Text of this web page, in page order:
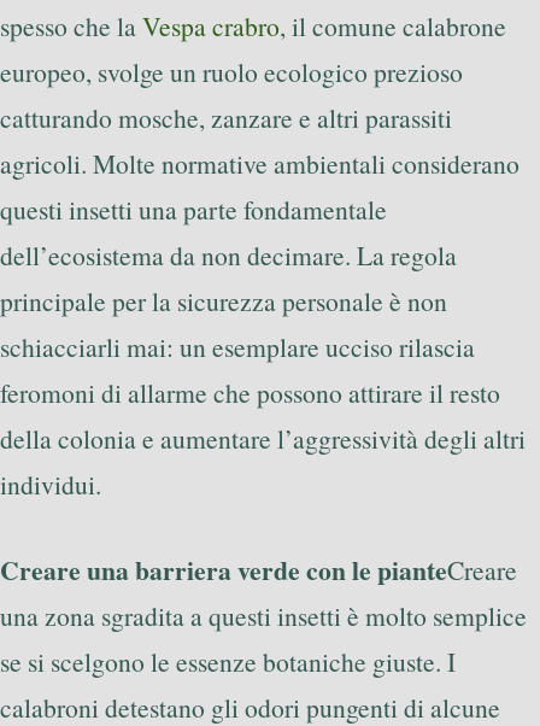
spesso che laVespa crabro, il comune calabrone
europeo, svolge un ruolo ecologico prezioso
catturando mosche, zanzare e altri parassiti
agricoli. Molte normative ambientali considerano
questi insetti una parte fondamentale
dell’ecosistema da non decimare. La regola
principale per la sicurezza personale è non
schiacciarli mai: un esemplare ucciso rilascia
feromoni di allarme che possono attirare il resto
della colonia e aumentare l’aggressività degli altri
individui.
Creare una barriera verde con le pianteCreare
una zona sgradita a questi insetti è molto semplice
se si scelgono le essenze botaniche giuste. I
calabroni detestano gli odori pungenti di alcune